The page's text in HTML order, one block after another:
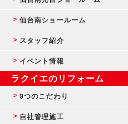
仙台南ショールーム
スタッフ紹介
イベント情報
ラクイエのリフォーム
9つのこだわり
自社管理施工